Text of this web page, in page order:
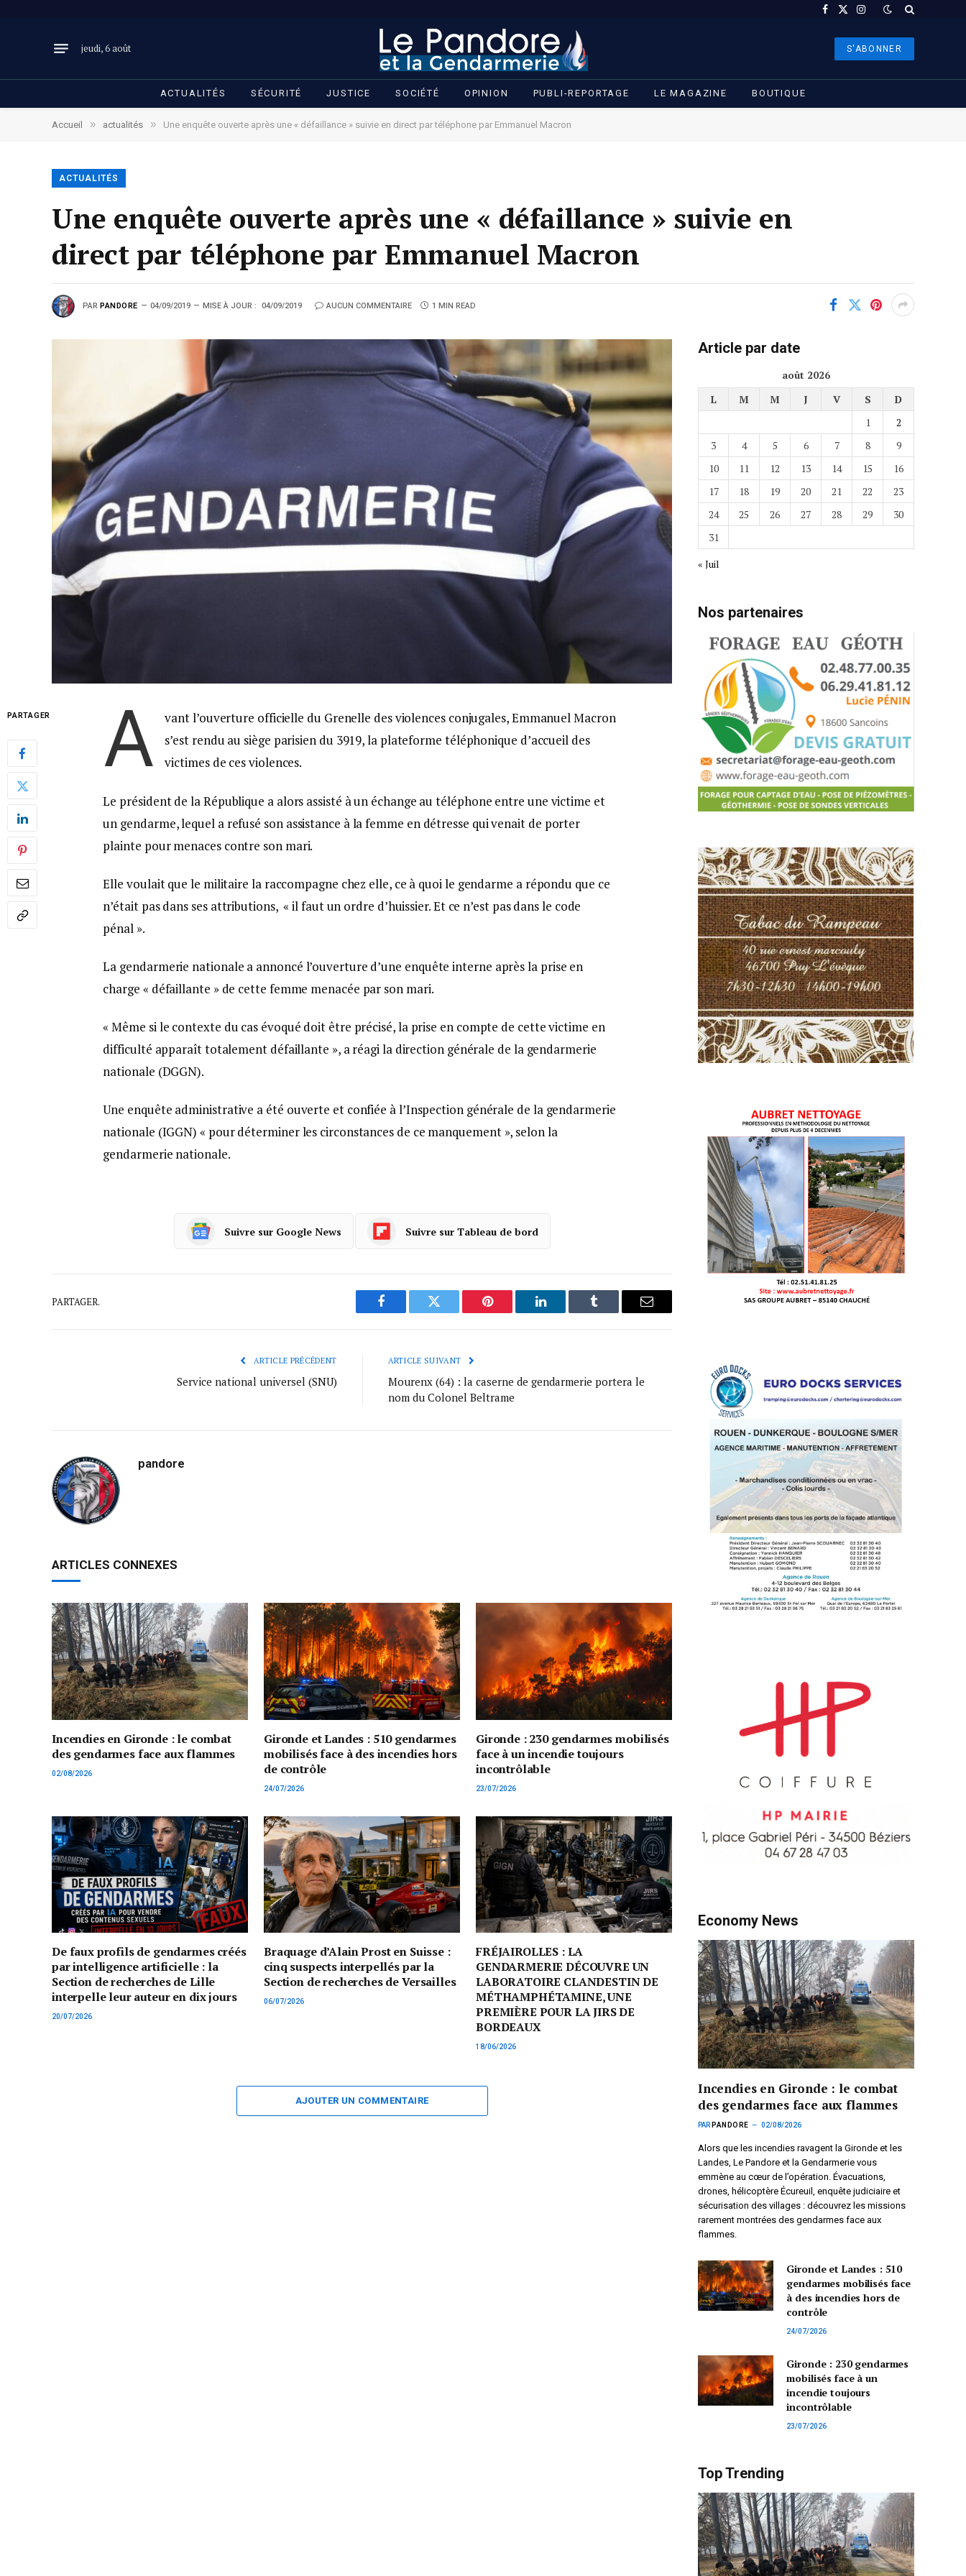
Facebook
X
Instagram
jeudi, 6 août S'ABONNER
ACTUALITÉS SÉCURITÉ JUSTICE SOCIÉTÉ OPINION PUBLI-REPORTAGE LE MAGAZINE BOUTIQUE
Accueil » actualités » Une enquête ouverte après une « défaillance » suivie en direct par téléphone par Emmanuel Macron
ACTUALITÉS
Une enquête ouverte après une « défaillance » suivie en
direct par téléphone par Emmanuel Macron
PAR PANDORE 04/09/2019 MISE À JOUR : 04/09/2019 AUCUN COMMENTAIRE 1 MIN READ
PARTAGER A
vant l’ouverture officielle du Grenelle des violences conjugales, Emmanuel Macron
s’est rendu au siège parisien du 3919, la plateforme téléphonique d’accueil des
victimes de ces violences.
Le président de la République a alors assisté à un échange au téléphone entre une victime et
un gendarme, lequel a refusé son assistance à la femme en détresse qui venait de porter
plainte pour menaces contre son mari.
Elle voulait que le militaire la raccompagne chez elle, ce à quoi le gendarme a répondu que ce
n’était pas dans ses attributions, « il faut un ordre d’huissier. Et ce n’est pas dans le code
pénal ».
La gendarmerie nationale a annoncé l’ouverture d’une enquête interne après la prise en
charge « défaillante » de cette femme menacée par son mari.
« Même si le contexte du cas évoqué doit être précisé, la prise en compte de cette victime en
difficulté apparaît totalement défaillante », a réagi la direction générale de la gendarmerie
nationale (DGGN).
Une enquête administrative a été ouverte et confiée à l’Inspection générale de la gendarmerie
nationale (IGGN) « pour déterminer les circonstances de ce manquement », selon la
gendarmerie nationale.
Suivre sur Google News Suivre sur Tableau de bord
PARTAGER.
Facebook Twitter Pinterest LinkedIn Tumblr Courriel
ARTICLE PRÉCÉDENT
Service national universel (SNU)
ARTICLE SUIVANT
Mourenx (64) : la caserne de gendarmerie portera le
nom du Colonel Beltrame
pandore
ARTICLES CONNEXES
Incendies en Gironde : le combat
des gendarmes face aux flammes
02/08/2026
Gironde et Landes : 510 gendarmes
mobilisés face à des incendies hors
de contrôle
24/07/2026
Gironde : 230 gendarmes mobilisés
face à un incendie toujours
incontrôlable
23/07/2026
De faux profils de gendarmes créés
par intelligence artificielle : la
Section de recherches de Lille
interpelle leur auteur en dix jours
20/07/2026
Braquage d’Alain Prost en Suisse :
cinq suspects interpellés par la
Section de recherches de Versailles
06/07/2026
FRÉJAIROLLES : LA
GENDARMERIE DÉCOUVRE UN
LABORATOIRE CLANDESTIN DE
MÉTHAMPHÉTAMINE, UNE
PREMIÈRE POUR LA JIRS DE
BORDEAUX
18/06/2026
AJOUTER UN COMMENTAIRE
Article par date
août 2026
L
M M J V S
D
1
2
3
4 5 6 7 8
9
10
11 12 13 14 15
16
17
18 19 20 21 22
23
24
25 26 27 28 29
30
31
« Juil
Nos partenaires
Economy News
Incendies en Gironde : le combat
des gendarmes face aux flammes
PAR PANDORE 02/08/2026
Alors que les incendies ravagent la Gironde et les
Landes, Le Pandore et la Gendarmerie vous
emmène au cœur de l’opération. Évacuations,
drones, hélicoptère Écureuil, enquête judiciaire et
sécurisation des villages : découvrez les missions
rarement montrées des gendarmes face aux
flammes.
Gironde et Landes : 510
gendarmes mobilisés face
à des incendies hors de
contrôle
24/07/2026
Gironde : 230 gendarmes
mobilisés face à un
incendie toujours
incontrôlable
23/07/2026
Top Trending